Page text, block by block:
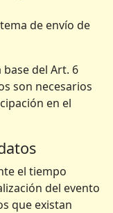
de envío de
del Art. 6
son necesarios
en el
el tiempo
del evento
que existan